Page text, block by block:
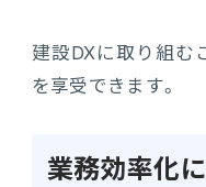
建設DXに取り組む
を享受できます。
業務効率化